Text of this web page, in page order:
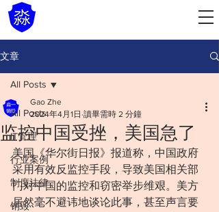
文章
All Posts
IT管理
行业案例
制度法律
销毁
All Posts
监控中国受挫，美国急了
Gao Zhe
2024年4月1日 讀畢需時 2 分鐘
美国《华尔街日报》报道称，中国政府
采用有效反监控手段，导致美国相关部
门对中国的监控和窃密举步维艰。美方
居然毫不避讳地谈论此事，甚至声言要